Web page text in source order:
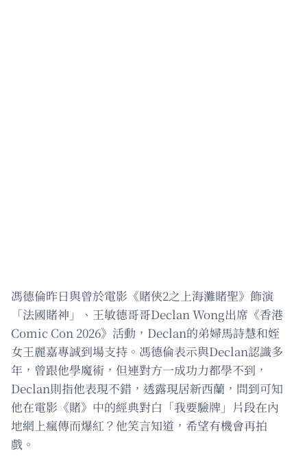
馮德倫昨日與曾於電影《賭俠2之上海灘賭聖》飾演
「法國賭神」、王敏德哥哥Declan Wong出席《香港
Comic Con 2026》活動，Declan的弟婦馬詩慧和姪
女王麗嘉專誠到場支持。馮德倫表示與Declan認識多
年，曾跟他學魔術，但連對方一成功力都學不到，
Declan則指他表現不錯，透露現居新西蘭，問到可知
他在電影《賭》中的經典對白「我要驗牌」片段在內
地網上瘋傳而爆紅？他笑言知道，希望有機會再拍
戲。